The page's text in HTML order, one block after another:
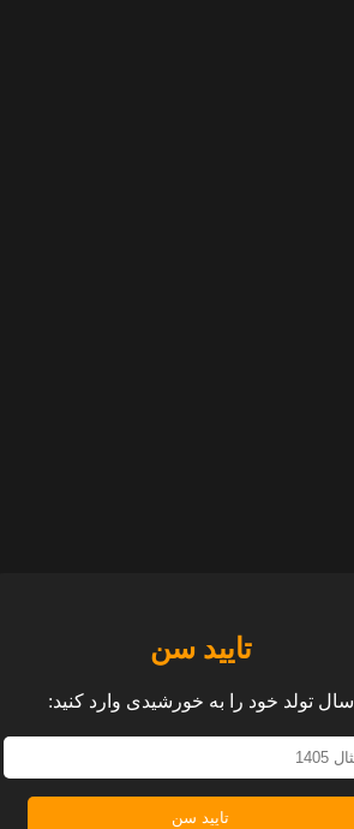
تایید سن
سال تولد خود را به خورشیدی وارد کنید:
تایید سن